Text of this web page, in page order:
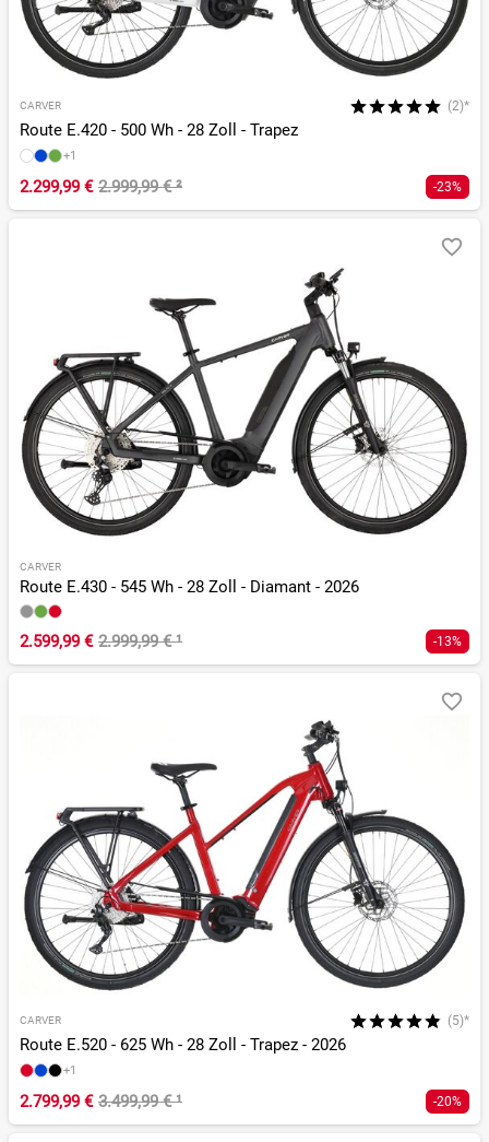
CARVER (2)*
Route E.420 - 500 Wh - 28 Zoll - Trapez
+1
2.299,99 € 2.999,99 €² -23%
CARVER
Route E.430 - 545 Wh - 28 Zoll - Diamant - 2026
2.599,99 € 2.999,99 €¹ -13%
CARVER (5)*
Route E.520 - 625 Wh - 28 Zoll - Trapez - 2026
+1
2.799,99 € 3.499,99 €¹ -20%